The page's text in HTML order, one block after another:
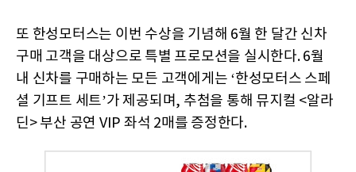
또 한성모터스는 이번 수상을 기념해 6월 한 달간 신차
구매 고객을 대상으로 특별 프로모션을 실시한다. 6월
내 신차를 구매하는 모든 고객에게는 ‘한성모터스 스페
셜 기프트 세트’가 제공되며, 추첨을 통해 뮤지컬 <알라
딘> 부산 공연 VIP 좌석 2매를 증정한다.